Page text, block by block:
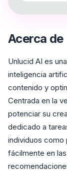
Acerca de
Unlucid AI es
inteligencia
contenido y
Centrada en la
potenciar su
dedicado a
individuos como
fácilmente en